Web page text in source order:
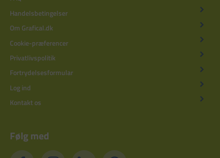
Handelsbetingelser
Om Grafical.dk
Cookie-præferencer
Privatlivspolitik
Fortrydelsesformular
Log ind
Kontakt os
Følg med